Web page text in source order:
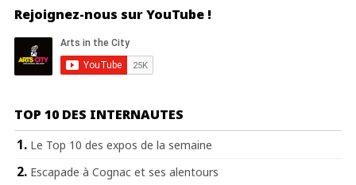
Rejoignez-nous sur YouTube !
TOP 10 DES INTERNAUTES
Le Top 10 des expos de la semaine
Escapade à Cognac et ses alentours